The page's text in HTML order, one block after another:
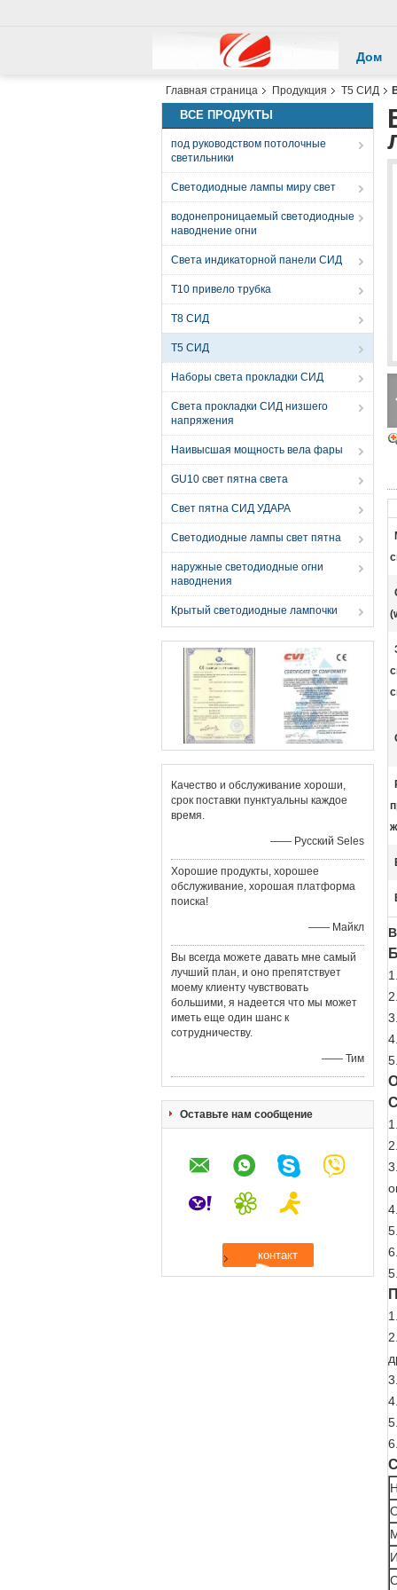
Дом
Главная страница Продукция T5 СИД
ВСЕ ПРОДУКТЫ
под руководством потолочные
светильники
Светодиодные лампы миру свет
водонепроницаемый светодиодные
наводнение огни
Света индикаторной панели СИД
T10 привело трубка
T8 СИД
T5 СИД
Наборы света прокладки СИД
Света прокладки СИД низшего
напряжения
Наивысшая мощность вела фары
GU10 свет пятна света
Свет пятна СИД УДАРА
Светодиодные лампы свет пятна
наружные светодиодные огни
наводнения
Крытый светодиодные лампочки
Качество и обслуживание хороши,
срок поставки пунктуальны каждое
время.
—— Русский Seles
Хорошие продукты, хорошее
обслуживание, хорошая платформа
поиска!
—— Майкл
Вы всегда можете давать мне самый
лучший план, и оно препятствует
моему клиенту чувствовать
большими, я надеется что мы может
иметь еще один шанс к
сотрудничеству.
—— Тим
Оставьте нам сообщение